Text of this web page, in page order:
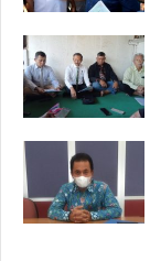
h
P
e
s
d